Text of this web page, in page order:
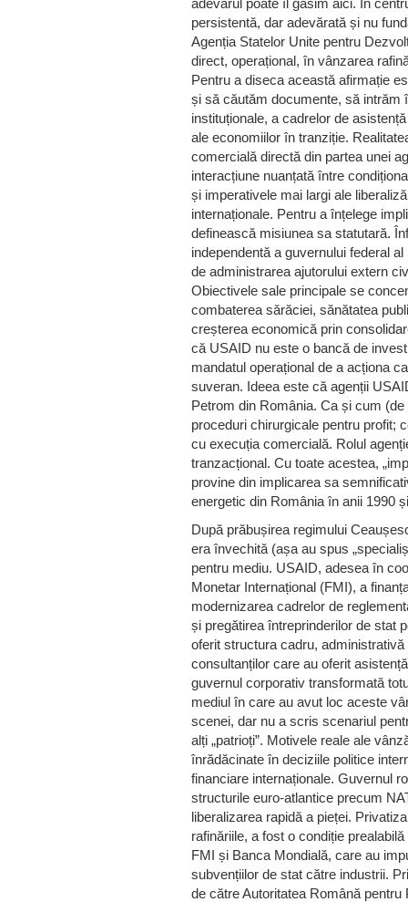
adevărul poate îl găsim aici. În
persistentă, dar adevărată și nu
Agenția Statelor Unite pentru
direct, operațional, în vânzarea
Pentru a diseca această afirmație
și să căutăm documente, să intrăm
instituționale, a cadrelor de
ale economiilor în tranziție.
comercială directă din partea unei
interacțiune nuanțată între
și imperativele mai largi ale
internaționale. Pentru a înțelege
definească misiunea sa statutară.
independentă a guvernului federal
de administrarea ajutorului extern
Obiectivele sale principale se
combaterea sărăciei, sănătatea
creșterea economică prin
că USAID nu este o bancă de
mandatul operațional de a acționa
suveran. Ideea este că agenții
Petrom din România. Ca și cum
proceduri chirurgicale pentru profit;
cu execuția comercială. Rolul
tranzacțional. Cu toate acestea,
provine din implicarea sa
energetic din România în anii 1990
După prăbușirea regimului
era învechită (așa au spus
pentru mediu. USAID, adesea în
Monetar Internațional (FMI), a
modernizarea cadrelor de
și pregătirea întreprinderilor de stat
oferit structura cadru,
consultanților care au oferit
guvernul corporativ transformată
mediul în care au avut loc aceste
scenei, dar nu a scris scenariul
alți „patrioți”. Motivele reale ale
înrădăcinate în deciziile politice
financiare internaționale. Guvernul
structurile euro-atlantice precum
liberalizarea rapidă a pieței.
rafinăriile, a fost o condiție
FMI și Banca Mondială, care au
subvențiilor de stat către industrii.
de către Autoritatea Română